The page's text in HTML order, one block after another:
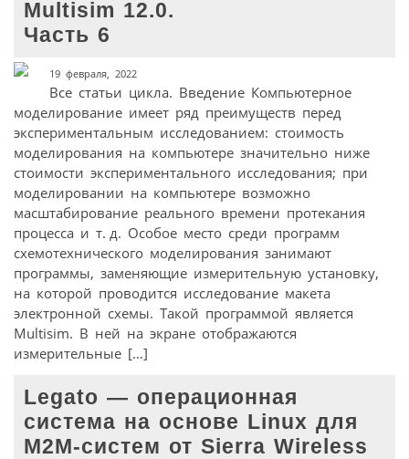
Multisim 12.0.
Часть 6
19 февраля, 2022
Все статьи цикла. Введение Компьютерное
моделирование имеет ряд преимуществ перед
экспериментальным исследованием: стоимость
моделирования на компьютере значительно ниже
стоимости экспериментального исследования; при
моделировании на компьютере возможно
масштабирование реального времени протекания
процесса и т. д. Особое место среди программ
схемотехнического моделирования занимают
программы, заменяющие измерительную установку,
на которой проводится исследование макета
электронной схемы. Такой программой является
Multisim. В ней на экране отображаются
измерительные […]
Legato — операционная
система на основе Linux для
M2M-систем от Sierra Wireless